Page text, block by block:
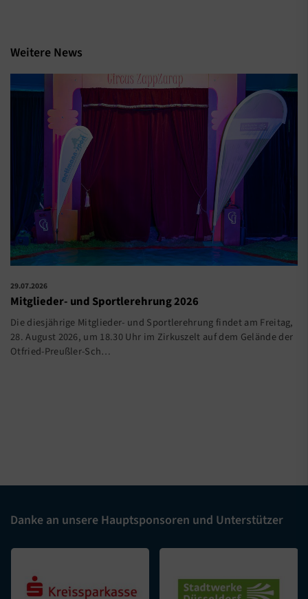
Weitere News
29.07.2026
Mitglieder- und Sportlerehrung 2026
Die diesjährige Mitglieder- und Sportlerehrung findet am Freitag,
28. August 2026, um 18.30 Uhr im Zirkuszelt auf dem Gelände der
Otfried-Preußler-Sch…
Danke an unsere Hauptsponsoren und Unterstützer